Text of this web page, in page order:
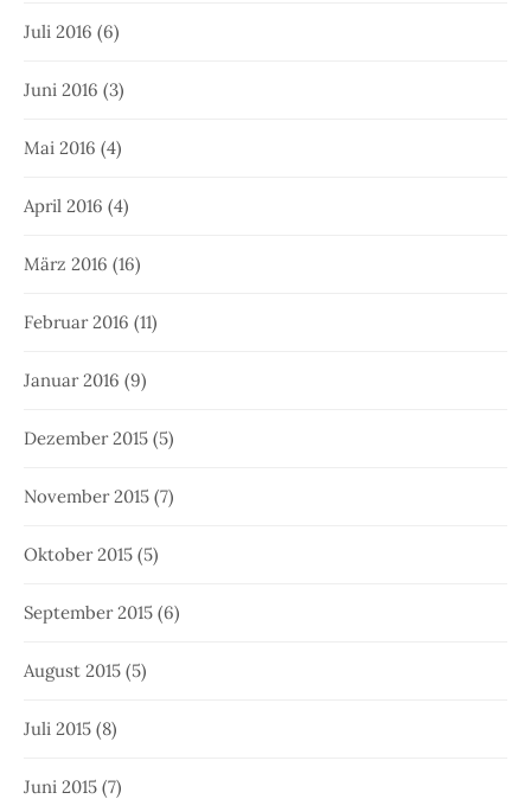
Juli 2016 (6)
Juni 2016 (3)
Mai 2016 (4)
April 2016 (4)
März 2016 (16)
Februar 2016 (11)
Januar 2016 (9)
Dezember 2015 (5)
November 2015 (7)
Oktober 2015 (5)
September 2015 (6)
August 2015 (5)
Juli 2015 (8)
Juni 2015 (7)